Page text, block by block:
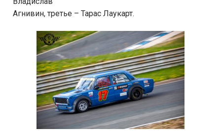
Агнивин, третье – Тарас Лаукарт.